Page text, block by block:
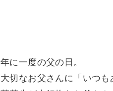
年に一度の父の日。
大切なお父さんに「いつも